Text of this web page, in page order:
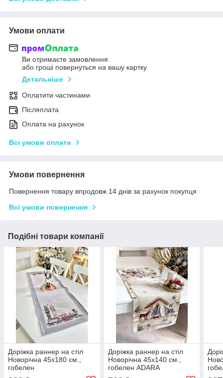
Умови оплати
Ви отримаєте замовлення
або гроші повернуться на вашу картку
Детальніше
Оплатити частинами
Післяплата
Оплата на рахунок
Всі умови оплати
Умови повернення
Повернення товару впродовж 14 днів за рахунок покупця
Всі умови повернення
Подібні товари компанії
Доріжка раннер на стіл
Новорічна 45x180 см.,
гобелен
Доріжка раннер на стіл
Новорічна 45х140 см.,
гобелен ADARA